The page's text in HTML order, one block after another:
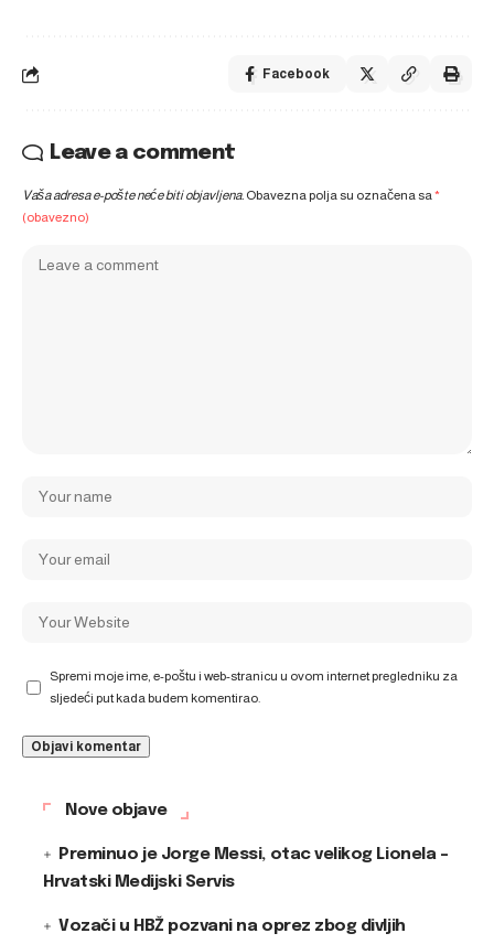
Facebook
Leave a comment
Vaša adresa e-pošte neće biti objavljena. Obavezna polja su označena sa*
(obavezno)
Spremi moje ime, e-poštu i web-stranicu u ovom internet pregledniku za
sljedeći put kada budem komentirao.
Nove objave
Preminuo je Jorge Messi, otac velikog Lionela –
Hrvatski Medijski Servis
Vozači u HBŽ pozvani na oprez zbog divljih